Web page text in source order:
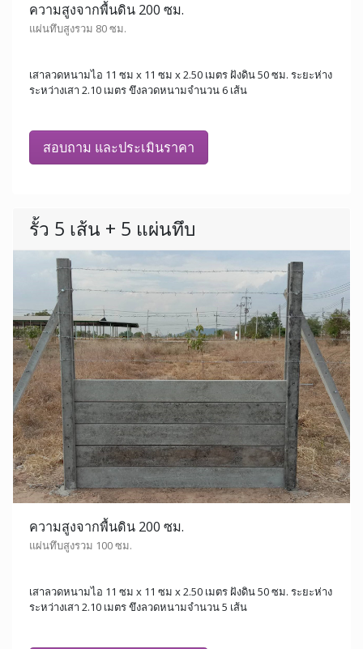
ความสูงจากพื้นดิน 200 ซม.
แผ่นทึบสูงรวม 80 ซม.
เสาลวดหนามไอ 11 ซม x 11 ซม x 2.50 เมตร ฝังดิน 50 ซม. ระยะห่าง
ระหว่างเสา 2.10 เมตร ขึงลวดหนามจำนวน 6 เส้น
สอบถาม และประเมินราคา
รั้ว 5 เส้น + 5 แผ่นทึบ
ความสูงจากพื้นดิน 200 ซม.
แผ่นทึบสูงรวม 100 ซม.
เสาลวดหนามไอ 11 ซม x 11 ซม x 2.50 เมตร ฝังดิน 50 ซม. ระยะห่าง
ระหว่างเสา 2.10 เมตร ขึงลวดหนามจำนวน 5 เส้น